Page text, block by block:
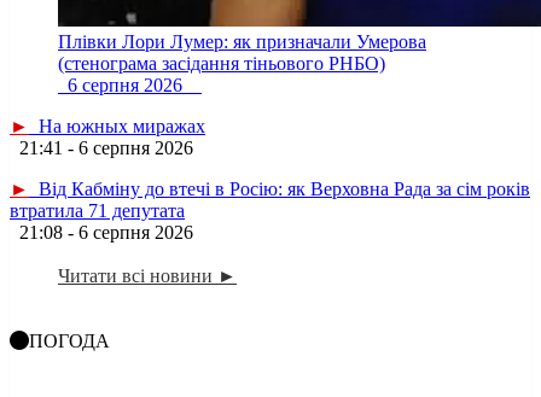
Плівки Лори Лумер: як призначали Умерова
(стенограма засідання тіньового РНБО)
6 серпня 2026
►
На южных миражах
21:41 - 6 серпня 2026
►
Від Кабміну до втечі в Росію: як Верховна Рада за сім років
втратила 71 депутата
21:08 - 6 серпня 2026
Читати всі новини ►
ПОГОДА